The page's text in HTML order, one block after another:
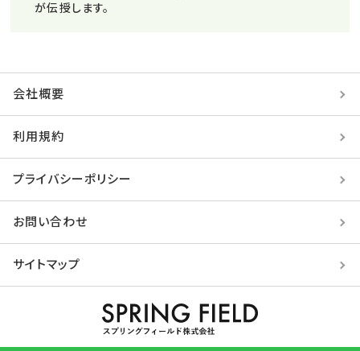
が伝授します。
会社概要
利用規約
プライバシーポリシー
お問い合わせ
サイトマップ